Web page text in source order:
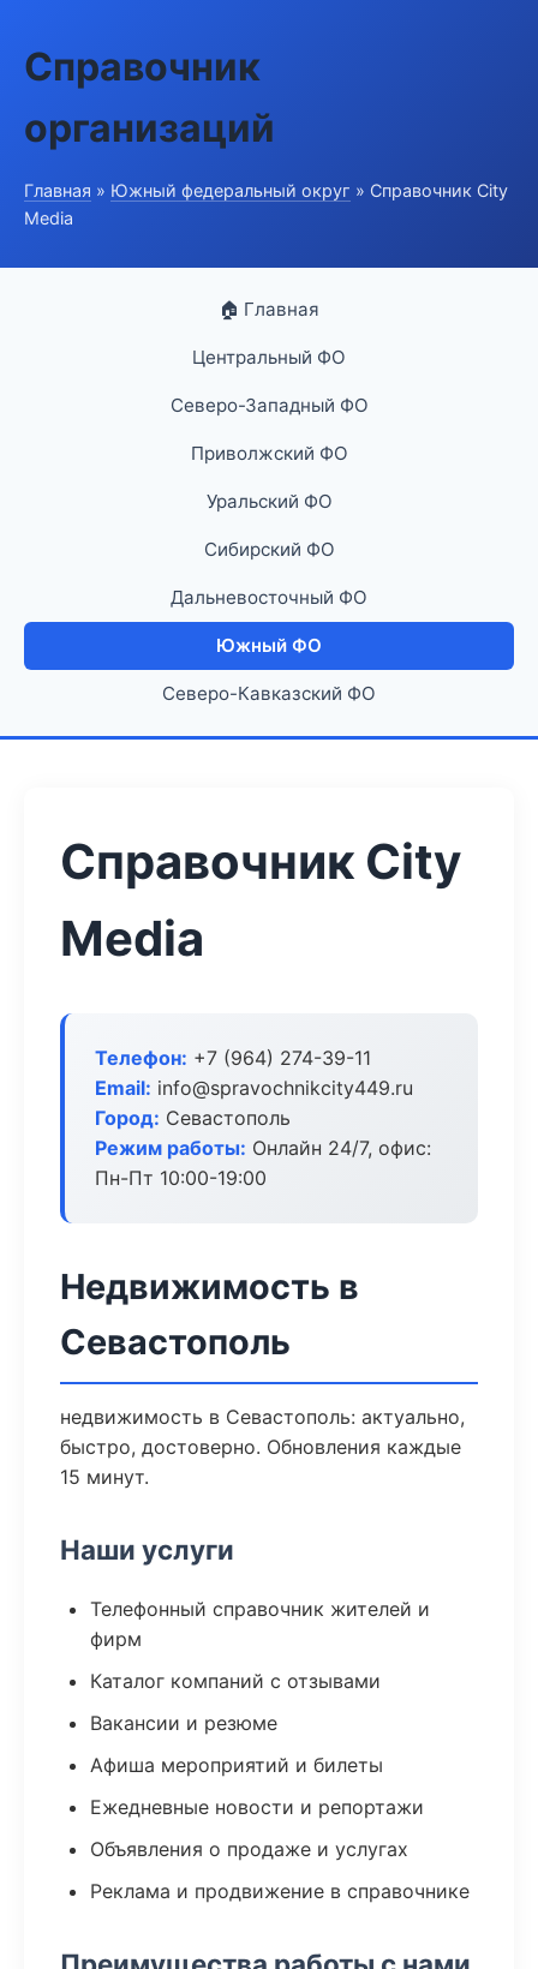
Справочник
организаций
Главная » Южный федеральный округ » Справочник City
Media
🏠 Главная
Центральный ФО
Северо-Западный ФО
Приволжский ФО
Уральский ФО
Сибирский ФО
Дальневосточный ФО
Южный ФО
Северо-Кавказский ФО
Справочник City
Media
Телефон: +7 (964) 274-39-11
Email: info@spravochnikcity449.ru
Город: Севастополь
Режим работы: Онлайн 24/7, офис:
Пн-Пт 10:00-19:00
Недвижимость в
Севастополь
недвижимость в Севастополь: актуально,
быстро, достоверно. Обновления каждые
15 минут.
Наши услуги
Телефонный справочник жителей и
фирм
Каталог компаний с отзывами
Вакансии и резюме
Афиша мероприятий и билеты
Ежедневные новости и репортажи
Объявления о продаже и услугах
Реклама и продвижение в справочнике